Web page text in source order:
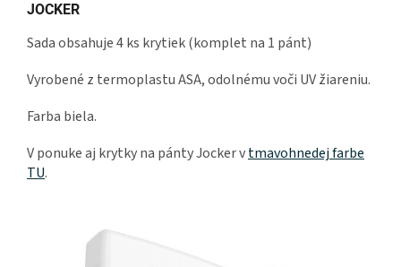
JOCKER
Sada obsahuje 4 ks krytiek (komplet na 1 pánt)
Vyrobené z termoplastu ASA, odolnému voči UV žiareniu.
Farba biela.
V ponuke aj krytky na pánty Jocker vtmavohnedej farbe
TU.